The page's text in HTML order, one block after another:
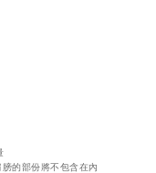
的部份將不包含在內